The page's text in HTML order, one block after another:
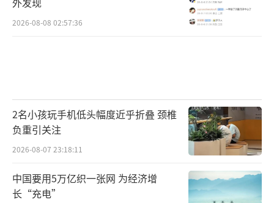
2026-08-08 02:57:36
2名小孩玩手机低头幅度近乎折叠 颈椎
负重引关注
2026-08-07 23:18:11
中国要用5万亿织一张网 为经济增
长“充电”